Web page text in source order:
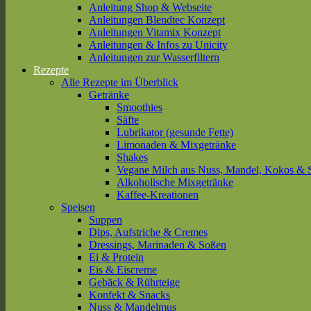
Anleitung Shop & Webseite
Anleitungen Blendtec Konzept
Anleitungen Vitamix Konzept
Anleitungen & Infos zu Unicity
Anleitungen zur Wasserfiltern
Rezepte
Alle Rezepte im Überblick
Getränke
Smoothies
Säfte
Lubrikator (gesunde Fette)
Limonaden & Mixgetränke
Shakes
Vegane Milch aus Nuss, Mandel, Kokos &
Alkoholische Mixgetränke
Kaffee-Kreationen
Speisen
Suppen
Dips, Aufstriche & Cremes
Dressings, Marinaden & Soßen
Ei & Protein
Eis & Eiscreme
Gebäck & Rührteige
Konfekt & Snacks
Nuss & Mandelmus